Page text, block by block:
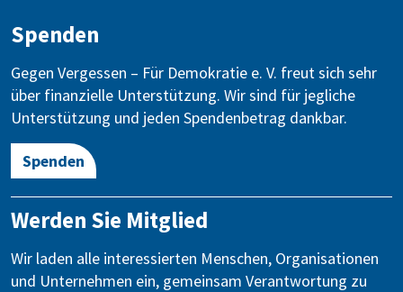
Spenden
Gegen Vergessen – Für Demokratie e. V. freut sich sehr
über finanzielle Unterstützung. Wir sind für jegliche
Unterstützung und jeden Spendenbetrag dankbar.
Spenden
Werden Sie Mitglied
Wir laden alle interessierten Menschen, Organisationen
und Unternehmen ein, gemeinsam Verantwortung zu